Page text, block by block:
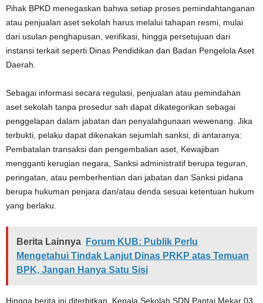
Pihak BPKD menegaskan bahwa setiap proses pemindahtanganan
atau penjualan aset sekolah harus melalui tahapan resmi, mulai
dari usulan penghapusan, verifikasi, hingga persetujuan dari
instansi terkait seperti Dinas Pendidikan dan Badan Pengelola Aset
Daerah.
Sebagai informasi secara regulasi, penjualan atau pemindahan
aset sekolah tanpa prosedur sah dapat dikategorikan sebagai
penggelapan dalam jabatan dan penyalahgunaan wewenang. Jika
terbukti, pelaku dapat dikenakan sejumlah sanksi, di antaranya:
Pembatalan transaksi dan pengembalian aset, Kewajiban
mengganti kerugian negara, Sanksi administratif berupa teguran,
peringatan, atau pemberhentian dari jabatan dan Sanksi pidana
berupa hukuman penjara dan/atau denda sesuai ketentuan hukum
yang berlaku.
Berita Lainnya
Forum KUB: Publik Perlu
Mengetahui Tindak Lanjut Dinas PRKP atas Temuan
BPK, Jangan Hanya Satu Sisi
Hingga berita ini diterbitkan, Kepala Sekolah SDN Pantai Mekar 03